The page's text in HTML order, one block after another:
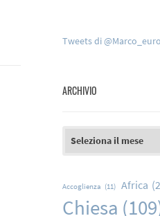
Tweets di
ARCHIVIO
Accoglienza (11) Africa
Chiesa